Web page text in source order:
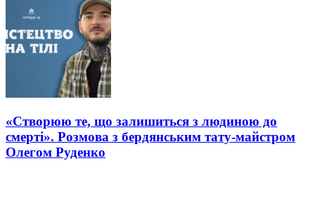
«Створюю те, що залишиться з людиною до
смерті». Розмова з бердянським тату-майстром
Олегом Руденко